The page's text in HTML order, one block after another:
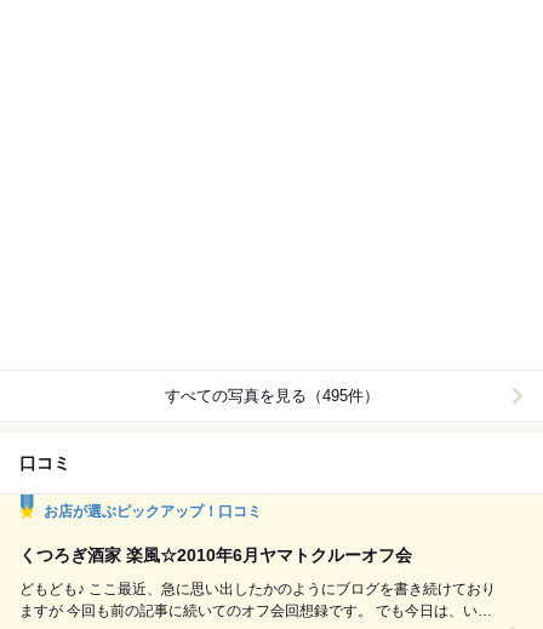
すべての写真を見る（495件）
口コミ
お店が選ぶピックアップ！口コミ
くつろぎ酒家 楽風☆2010年6月ヤマトクルーオフ会
どもども♪ ここ最近、急に思い出したかのようにブログを書き続けており
ますが 今回も前の記事に続いてのオフ会回想録です。 でも今日は、いつ